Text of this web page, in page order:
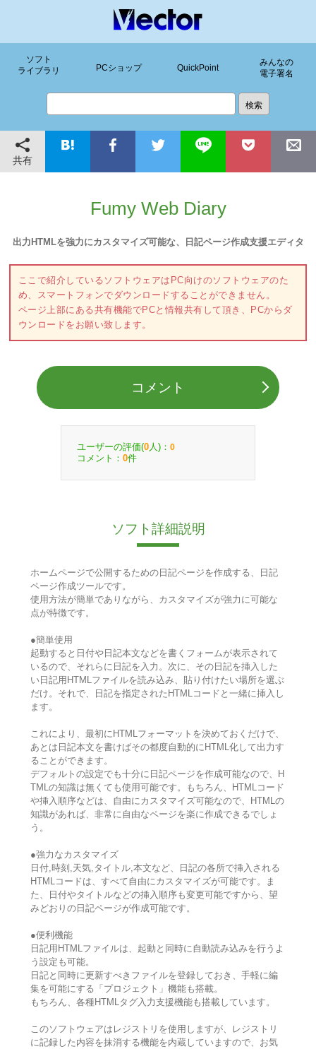
ソフト
ライブラリ
PCショップ QuickPoint
みんなの
電子署名
共有
Fumy Web Diary
出力HTMLを強力にカスタマイズ可能な、日記ページ作成支援エディタ
ここで紹介しているソフトウェアはPC向けのソフトウェアのた
め、スマートフォンでダウンロードすることができません。
ページ上部にある共有機能でPCと情報共有して頂き、PCからダ
ウンロードをお願い致します。
コメント
ユーザーの評価(0 人)： 0
コメント： 0件
ソフト詳細説明
ホームページで公開するための日記ページを作成する、日記
ページ作成ツールです。
使用方法が簡単でありながら、カスタマイズが強力に可能な
点が特徴です。
●簡単使用
起動すると日付や日記本文などを書くフォームが表示されて
いるので、それらに日記を入力。次に、その日記を挿入した
い日記用HTMLファイルを読み込み、貼り付けたい場所を選ぶ
だけ。それで、日記を指定されたHTMLコードと一緒に挿入し
ます。
これにより、最初にHTMLフォーマットを決めておくだけで、
あとは日記本文を書けばその都度自動的にHTML化して出力す
ることができます。
デフォルトの設定でも十分に日記ページを作成可能なので、H
TMLの知識は無くても使用可能です。もちろん、HTMLコード
や挿入順序などは、自由にカスタマイズ可能なので、HTMLの
知識があれば、非常に自由なページを楽に作成できるでしょ
う。
●強力なカスタマイズ
日付,時刻,天気,タイトル,本文など、日記の各所で挿入される
HTMLコードは、すべて自由にカスタマイズが可能です。ま
た、日付やタイトルなどの挿入順序も変更可能ですから、望
みどおりの日記ページが作成可能です。
●便利機能
日記用HTMLファイルは、起動と同時に自動読み込みを行うよ
う設定も可能。
日記と同時に更新すべきファイルを登録しておき、手軽に編
集を可能にする「プロジェクト」機能も搭載。
もちろん、各種HTMLタグ入力支援機能も搭載しています。
このソフトウェアはレジストリを使用しますが、レジストリ
に記録した内容を抹消する機能を内蔵していますので、お気